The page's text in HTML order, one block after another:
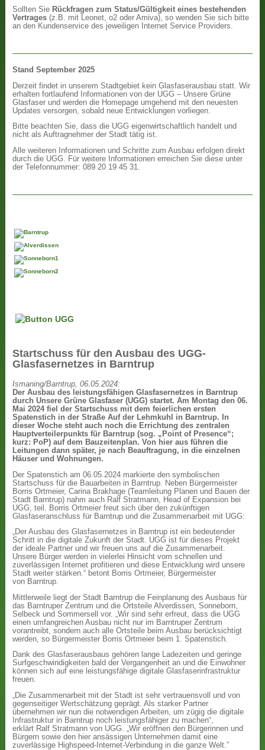
Sollten Sie Rückfragen zum Status/Gültigkeit eines bestehenden
Vertrages (z.B. mit Leonet, o2 oder Amiva), so wenden Sie sich bitte
an den Kundenservice des jeweiligen Internet Service Providers.
Stand September 2025
Derzeit findet in unserem Stadtgebiet kein Glasfaserausbau statt. Wir
erhalten fortlaufend Informationen von der UGG – Unsere Grüne
Glasfaser und werden die Homepage umgehend mit den neuesten
Updates versorgen, sobald neue Entwicklungen vorliegen.
Bitte beachten Sie, dass die UGG eigenwirtschaftlich handelt und
nicht als Auftragnehmer der Stadt tätig ist.
Alle weiteren Informationen und Schritte zum Ausbau erfolgen direkt
durch die UGG. Für weitere Informationen erreichen Sie diese unter
der Telefonnummer: 089 20 19 45 31.
Startschuss für den Ausbau des UGG-
Glasfasernetzes in Barntrup
Ismaning/Barntrup, 06.05.2024:
Der Ausbau des leistungsfähigen Glasfasernetzes in Barntrup
durch Unsere Grüne Glasfaser (UGG) startet. Am Montag den 06.
Mai 2024 fiel der Startschuss mit dem feierlichen ersten
Spatenstich in der Straße Auf der Lehmkuhl in Barntrup. In
dieser Woche steht auch noch die Errichtung des zentralen
Hauptverteilerpunkts für Barntrup (sog. „Point of Presence“;
kurz: PoP) auf dem Bauzeitenplan. Von hier aus führen die
Leitungen dann später, je nach Beauftragung, in die einzelnen
Häuser und Wohnungen.
Der Spatenstich am 06.05.2024 markierte den symbolischen
Startschuss für die Bauarbeiten in Barntrup. Neben Bürgermeister
Borris Ortmeier, Carina Brakhage (Teamleitung Planen und Bauen der
Stadt Barntrup) nahm auch Ralf Stratmann, Head of Expansion bei
UGG, teil. Borris Ortmeier freut sich über den zukünftigen
Glasfaseranschluss für Barntrup und die Zusammenarbeit mit UGG:
„Der Ausbau des Glasfasernetzes in Barntrup ist ein bedeutender
Schritt in die digitale Zukunft der Stadt. UGG ist für dieses Projekt
der ideale Partner und wir freuen uns auf die Zusammenarbeit.
Unsere Bürger werden in vielerlei Hinsicht vom schnellen und
zuverlässigen Internet profitieren und diese Entwicklung wird unsere
Stadt weiter stärken.“ betont Borris Ortmeier, Bürgermeister
von Barntrup.
Mittlerweile liegt der Stadt Barntrup die Feinplanung des Ausbaus für
das Barntruper Zentrum und die Ortsteile Alverdissen, Sonneborn,
Selbeck und Sommersell vor. „Wir sind sehr erfreut, dass die UGG
einen umfangreichen Ausbau nicht nur im Barntruper Zentrum
vorantreibt, sondern auch alle Ortsteile beim Ausbau berücksichtigt
werden, so Bürgermeister Borris Ortmeier beim 1. Spatenstich.
Dank des Glasfaserausbaus gehören lange Ladezeiten und geringe
Surfgeschwindigkeiten bald der Vergangenheit an und die Einwohner
können sich auf eine leistungsfähige digitale Glasfaserinfrastruktur
freuen.
„Die Zusammenarbeit mit der Stadt ist sehr vertrauensvoll und von
gegenseitiger Wertschätzung geprägt. Als starker Partner
übernehmen wir nun die notwendigen Arbeiten, um zügig die digitale
Infrastruktur in Barntrup noch leistungsfähiger zu machen“,
erklärt Ralf Stratmann von UGG. „Wir eröffnen den Bürgerinnen und
Bürgern sowie den hier ansässigen Unternehmen damit eine
zuverlässige Highspeed-Internet-Verbindung in die ganze Welt.”